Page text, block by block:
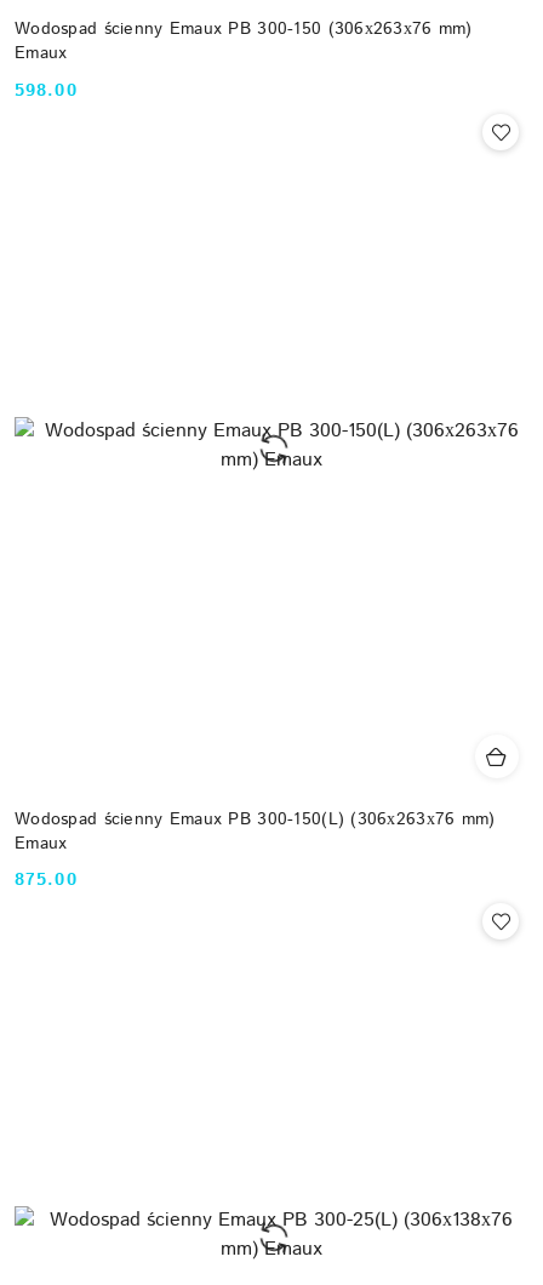
Wodospad ścienny Emaux PB 300-150 (306х263х76 mm)
Emaux
Cena:
598.00
Wodospad ścienny Emaux PB 300-150(L) (306х263х76 mm)
Emaux
Cena:
875.00